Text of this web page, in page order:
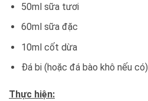
50ml sữa tươi
60ml sữa đặc
10ml cốt dừa
Đá bi (hoặc đá bào khô nếu có)
Thực hiện: